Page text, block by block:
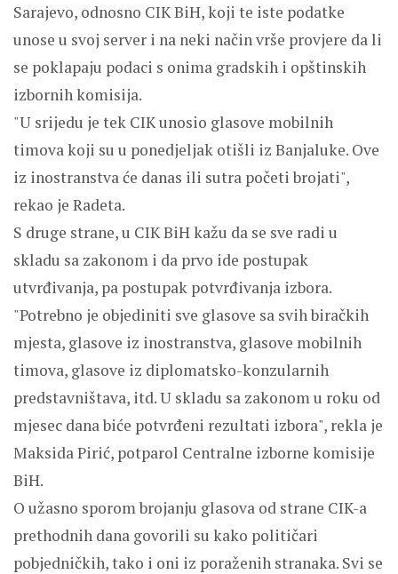
Sarajevo, odnosno CIK BiH, koji te iste podatke
unose u svoj server i na neki način vrše provjere da li
se poklapaju podaci s onima gradskih i opštinskih
izbornih komisija.
"U srijedu je tek CIK unosio glasove mobilnih
timova koji su u ponedjeljak otišli iz Banjaluke. Ove
iz inostranstva će danas ili sutra početi brojati",
rekao je Radeta.
S druge strane, u CIK BiH kažu da se sve radi u
skladu sa zakonom i da prvo ide postupak
utvrđivanja, pa postupak potvrđivanja izbora.
"Potrebno je objediniti sve glasove sa svih biračkih
mjesta, glasove iz inostranstva, glasove mobilnih
timova, glasove iz diplomatsko-konzularnih
predstavništava, itd. U skladu sa zakonom u roku od
mjesec dana biće potvrđeni rezultati izbora", rekla je
Maksida Pirić, potparol Centralne izborne komisije
BiH.
O užasno sporom brojanju glasova od strane CIK-a
prethodnih dana govorili su kako političari
pobjedničkih, tako i oni iz poraženih stranaka. Svi se